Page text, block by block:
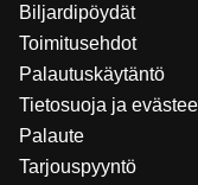
Biljardipöydät
Toimitusehdot
Palautuskäytäntö
Tietosuoja ja
Palaute
Tarjouspyyntö